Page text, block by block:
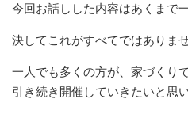
今回お話しした内容はあくまで
決してこれがすべてではありませ
一人でも多くの方が、家づくり
引き続き開催していきたいと思